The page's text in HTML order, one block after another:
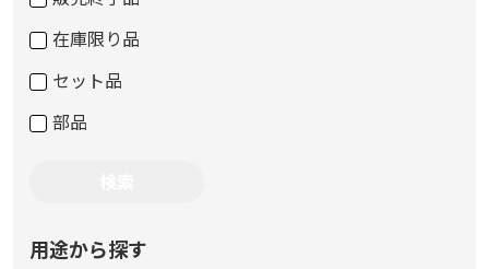
在庫限り品
セット品
部品
用途から探す